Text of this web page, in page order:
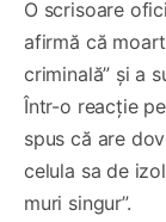
O scrisoare
afirmă că
criminală” și a
Într-o reacție
spus că are
celula sa de
muri singur”.